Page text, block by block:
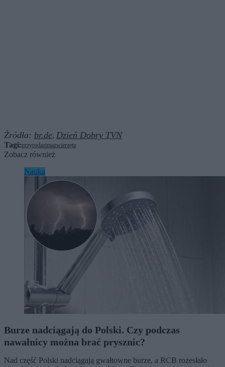
Źródła: br.de, Dzień Dobry TVN
Tagi:przyrodazimazwierzęta
Zobacz również
Nauka
Burze nadciągają do Polski. Czy podczas
nawałnicy można brać prysznic?
Nad część Polski nadciągają gwałtowne burze, a RCB rozesłało